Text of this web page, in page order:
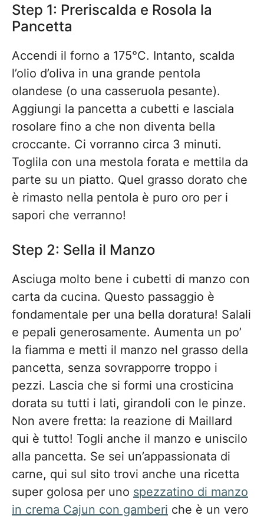
Step 1: Preriscalda e Rosola la
Pancetta
Accendi il forno a 175°C. Intanto, scalda
l’olio d’oliva in una grande pentola
olandese (o una casseruola pesante).
Aggiungi la pancetta a cubetti e lasciala
rosolare fino a che non diventa bella
croccante. Ci vorranno circa 3 minuti.
Toglila con una mestola forata e mettila da
parte su un piatto. Quel grasso dorato che
è rimasto nella pentola è puro oro per i
sapori che verranno!
Step 2: Sella il Manzo
Asciuga molto bene i cubetti di manzo con
carta da cucina. Questo passaggio è
fondamentale per una bella doratura! Salali
e pepali generosamente. Aumenta un po’
la fiamma e metti il manzo nel grasso della
pancetta, senza sovrapporre troppo i
pezzi. Lascia che si formi una crosticina
dorata su tutti i lati, girandoli con le pinze.
Non avere fretta: la reazione di Maillard
qui è tutto! Togli anche il manzo e uniscilo
alla pancetta. Se sei un’appassionata di
carne, qui sul sito trovi anche una ricetta
super golosa per uno spezzatino di manzo
in crema Cajun con gamberi che è un vero